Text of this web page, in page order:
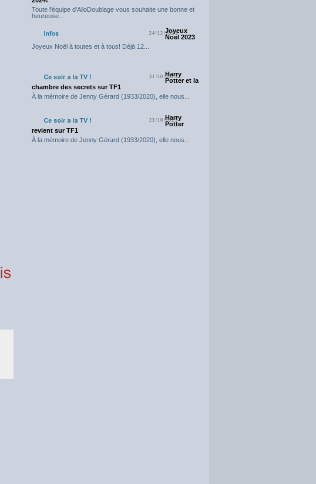
Toute l'équipe d'AlloDoublage vous souhaite une bonne et
heureuse...
24/12/2023
Joyeux
Noel 2023
Joyeux Noël à toutes et à tous! Déjà 12...
31/10/2023
Harry
Potter et la
chambre des secrets sur TF1
À la mémoire de Jenny Gérard (1933/2020), elle nous...
23/10/2023
Harry
Potter
revient sur TF1
À la mémoire de Jenny Gérard (1933/2020), elle nous...